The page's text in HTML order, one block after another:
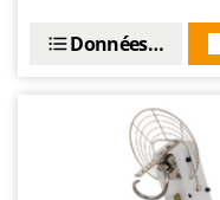
Données